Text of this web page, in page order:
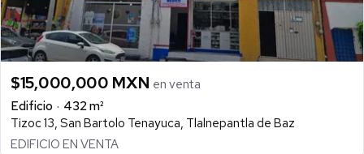
$15,000,000 MXN en venta
Edificio
432 m²
Tizoc 13, San Bartolo Tenayuca, Tlalnepantla de Baz
EDIFICIO EN VENTA